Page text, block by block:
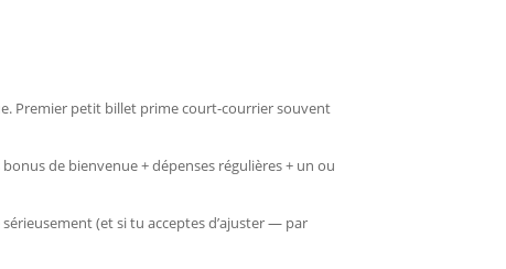
Premier petit billet prime court-courrier souvent
de bienvenue + dépenses régulières + un ou
(et si tu acceptes d’ajuster — par